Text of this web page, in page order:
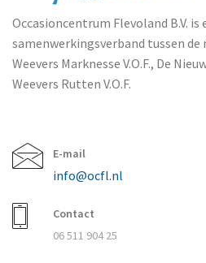
Occasioncentrum Flevoland B.V. is
samenwerkingsverband tussen
Weevers Marknesse V.O.F., De
Weevers Rutten V.O.F.
E-mail
info@ocfl.nl
Contact
06 511 904 25